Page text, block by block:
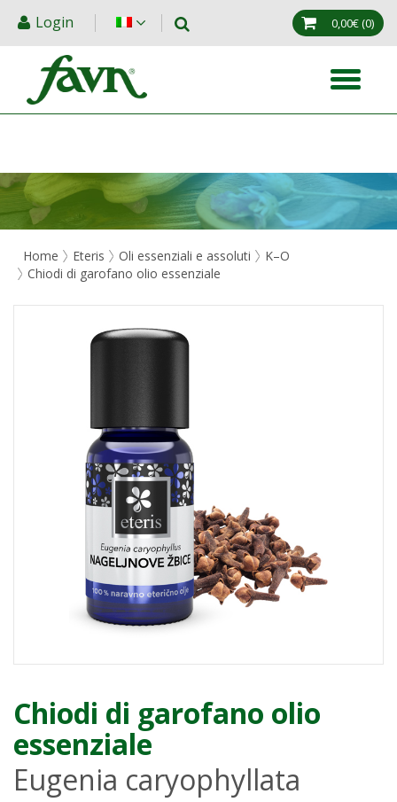
Login 0,00€(0)
Home Eteris Oli essenziali e assoluti
K–O
Chiodi di garofano olio essenziale
Chiodi di garofano olio
essenziale
Eugenia caryophyllata